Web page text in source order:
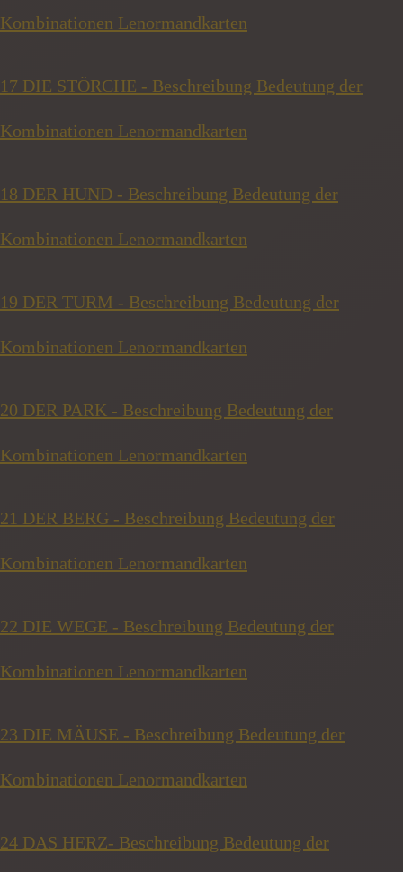
Kombinationen Lenormandkarten
17 DIE STÖRCHE - Beschreibung Bedeutung der
Kombinationen Lenormandkarten
18 DER HUND - Beschreibung Bedeutung der
Kombinationen Lenormandkarten
19 DER TURM - Beschreibung Bedeutung der
Kombinationen Lenormandkarten
20 DER PARK - Beschreibung Bedeutung der
Kombinationen Lenormandkarten
21 DER BERG - Beschreibung Bedeutung der
Kombinationen Lenormandkarten
22 DIE WEGE - Beschreibung Bedeutung der
Kombinationen Lenormandkarten
23 DIE MÄUSE - Beschreibung Bedeutung der
Kombinationen Lenormandkarten
24 DAS HERZ- Beschreibung Bedeutung der